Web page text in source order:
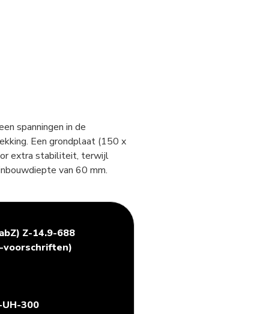
spanningen in de
Een grondplaat (150 x
extra stabiliteit, terwijl
van 60 mm.
Z-14.9-688
voorschriften)
300